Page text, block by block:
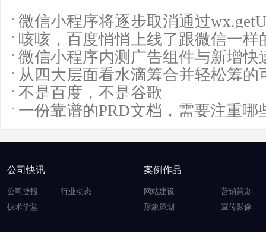
微信小程序将逐步取消通过
咳咳，百度悄悄上线了跟微信一样
微信小程序内测广告组件与新增快
从四大层面看水滴筹合并轻松筹的
不是百度，不是谷歌
一份靠谱的PRD文档，需要注重哪
公司快讯
公司捷报
行业动态
技术学堂
案例作品
网站建设
营销策划
形象策划
宣传影像